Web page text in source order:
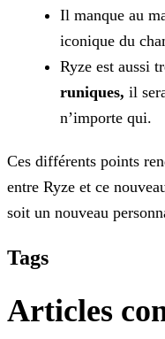
Il manque au
iconique du
Ryze est aussi
runiques, il
n’importe qui.
Ces différents points
entre Ryze et ce
soit un nouveau
Tags
Articles